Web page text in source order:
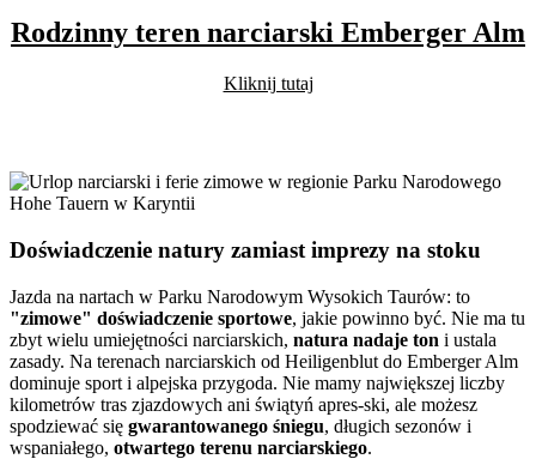
Rodzinny teren narciarski Emberger Alm
Kliknij tutaj
Doświadczenie natury zamiast imprezy na stoku
Jazda na nartach w Parku Narodowym Wysokich Taurów: to
"zimowe" doświadczenie sportowe, jakie powinno być. Nie ma tu
zbyt wielu umiejętności narciarskich, natura nadaje ton i ustala
zasady. Na terenach narciarskich od Heiligenblut do Emberger Alm
dominuje sport i alpejska przygoda. Nie mamy największej liczby
kilometrów tras zjazdowych ani świątyń apres-ski, ale możesz
spodziewać się gwarantowanego śniegu, długich sezonów i
wspaniałego, otwartego terenu narciarskiego.